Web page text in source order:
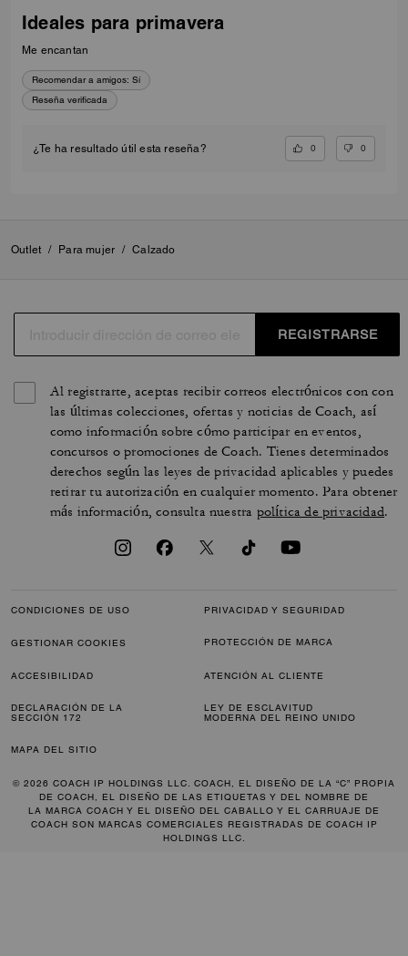
Ideales para primavera
Me encantan
Recomendar a amigos: Sí
Reseña verificada
¿Te ha resultado útil esta reseña? 0 0
Outlet / Para mujer / Calzado
REGISTRARSE
Al registrarte, aceptas recibir correos electrónicos con con
las últimas colecciones, ofertas y noticias de Coach, así
como información sobre cómo participar en eventos,
concursos o promociones de Coach. Tienes determinados
derechos según las leyes de privacidad aplicables y puedes
retirar tu autorización en cualquier momento. Para obtener
más información, consulta nuestra política de privacidad.
CONDICIONES DE USO PRIVACIDAD Y SEGURIDAD
GESTIONAR COOKIES PROTECCIÓN DE MARCA
ACCESIBILIDAD ATENCIÓN AL CLIENTE
DECLARACIÓN DE LA
SECCIÓN 172
LEY DE ESCLAVITUD
MODERNA DEL REINO UNIDO
MAPA DEL SITIO
© 2026 COACH IP HOLDINGS LLC. COACH, EL DISEÑO DE LA “C” PROPIA
DE COACH, EL DISEÑO DE LAS ETIQUETAS Y DEL NOMBRE DE
LA MARCA COACH Y EL DISEÑO DEL CABALLO Y EL CARRUAJE DE
COACH SON MARCAS COMERCIALES REGISTRADAS DE COACH IP
HOLDINGS LLC.